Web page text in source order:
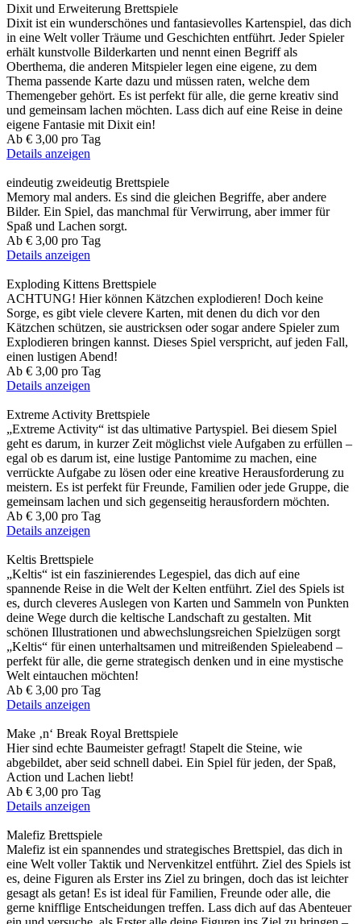
Dixit und Erweiterung Brettspiele
Dixit ist ein wunderschönes und fantasievolles Kartenspiel, das dich
in eine Welt voller Träume und Geschichten entführt. Jeder Spieler
erhält kunstvolle Bilderkarten und nennt einen Begriff als
Oberthema, die anderen Mitspieler legen eine eigene, zu dem
Thema passende Karte dazu und müssen raten, welche dem
Themengeber gehört. Es ist perfekt für alle, die gerne kreativ sind
und gemeinsam lachen möchten. Lass dich auf eine Reise in deine
eigene Fantasie mit Dixit ein!
Ab € 3,00 pro Tag
Details anzeigen
eindeutig zweideutig Brettspiele
Memory mal anders. Es sind die gleichen Begriffe, aber andere
Bilder. Ein Spiel, das manchmal für Verwirrung, aber immer für
Spaß und Lachen sorgt.
Ab € 3,00 pro Tag
Details anzeigen
Exploding Kittens Brettspiele
ACHTUNG! Hier können Kätzchen explodieren! Doch keine
Sorge, es gibt viele clevere Karten, mit denen du dich vor den
Kätzchen schützen, sie austricksen oder sogar andere Spieler zum
Explodieren bringen kannst. Dieses Spiel verspricht, auf jeden Fall,
einen lustigen Abend!
Ab € 3,00 pro Tag
Details anzeigen
Extreme Activity Brettspiele
„Extreme Activity“ ist das ultimative Partyspiel. Bei diesem Spiel
geht es darum, in kurzer Zeit möglichst viele Aufgaben zu erfüllen –
egal ob es darum ist, eine lustige Pantomime zu machen, eine
verrückte Aufgabe zu lösen oder eine kreative Herausforderung zu
meistern. Es ist perfekt für Freunde, Familien oder jede Gruppe, die
gemeinsam lachen und sich gegenseitig herausfordern möchten.
Ab € 3,00 pro Tag
Details anzeigen
Keltis Brettspiele
„Keltis“ ist ein faszinierendes Legespiel, das dich auf eine
spannende Reise in die Welt der Kelten entführt. Ziel des Spiels ist
es, durch cleveres Auslegen von Karten und Sammeln von Punkten
deine Wege durch die keltische Landschaft zu gestalten. Mit
schönen Illustrationen und abwechslungsreichen Spielzügen sorgt
„Keltis“ für einen unterhaltsamen und mitreißenden Spieleabend –
perfekt für alle, die gerne strategisch denken und in eine mystische
Welt eintauchen möchten!
Ab € 3,00 pro Tag
Details anzeigen
Make ‚n‘ Break Royal Brettspiele
Hier sind echte Baumeister gefragt! Stapelt die Steine, wie
abgebildet, aber seid schnell dabei. Ein Spiel für jeden, der Spaß,
Action und Lachen liebt!
Ab € 3,00 pro Tag
Details anzeigen
Malefiz Brettspiele
Malefiz ist ein spannendes und strategisches Brettspiel, das dich in
eine Welt voller Taktik und Nervenkitzel entführt. Ziel des Spiels ist
es, deine Figuren als Erster ins Ziel zu bringen, doch das ist leichter
gesagt als getan! Es ist ideal für Familien, Freunde oder alle, die
gerne knifflige Entscheidungen treffen. Lass dich auf das Abenteuer